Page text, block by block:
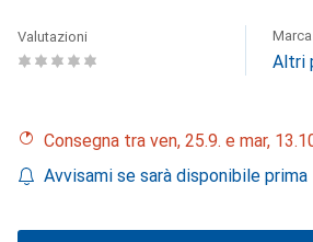
Valutazioni Marca
Altri
Consegna tra ven, 25.9. e mar,
Avvisami se sarà disponibile prima